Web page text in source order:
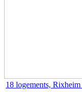
18 logements,